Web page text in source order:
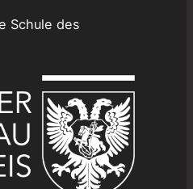
Schule des